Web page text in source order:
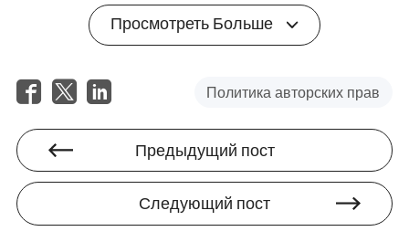
Направление
развития
Основное
Типичные
Просмотреть Больше
Политика авторских прав
Предыдущий пост
Следующий пост